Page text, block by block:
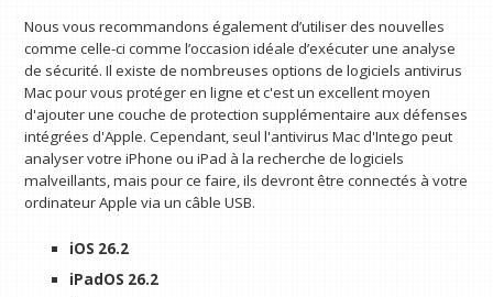
Nous vous recommandons également d’utiliser des nouvelles
comme celle-ci comme l’occasion idéale d’exécuter une analyse
de sécurité. Il existe de nombreuses options de logiciels antivirus
Mac pour vous protéger en ligne et c'est un excellent moyen
d'ajouter une couche de protection supplémentaire aux défenses
intégrées d'Apple. Cependant, seul l'antivirus Mac d'Intego peut
analyser votre iPhone ou iPad à la recherche de logiciels
malveillants, mais pour ce faire, ils devront être connectés à votre
ordinateur Apple via un câble USB.
iOS 26.2
iPadOS 26.2